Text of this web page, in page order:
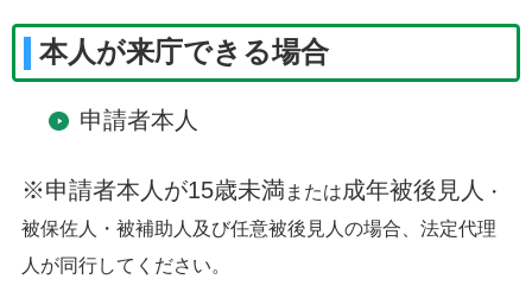
本人が来庁できる場合
申請者本人
※申請者本人が15歳未満 または成年被後見人
・
被保佐人
・被補助人及び任意被後見人の場合、法定代理
人が同行してください。